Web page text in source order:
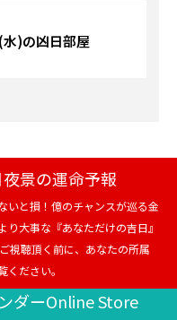
)の凶日部屋
景の運命予報
いと損！億のチャンスが巡る金
り大事な『あなただけの吉日』
視聴頂く前に、あなたの所属
ださい。
ダーOnline Store